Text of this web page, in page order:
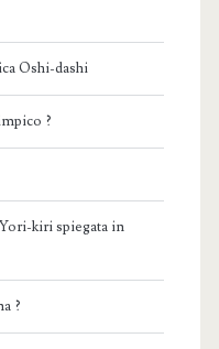
Oshi-dashi
?
kiri spiegata in
?